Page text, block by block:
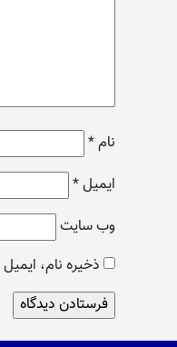
نام*
ایمیل*
وب‌ سایت
ذخیره نام،